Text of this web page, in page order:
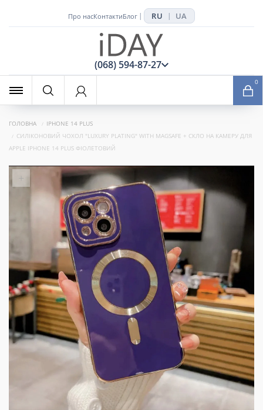
Про насКонтактиБлог | RU | UA
(068) 594-87-27
0
ГОЛОВНА
IPHONE 14 PLUS
СИЛІКОНОВИЙ ЧОХОЛ "LUXURY PLATING" WITH MAGSAFE + СКЛО НА КАМЕРУ ДЛЯ
APPLE IPHONE 14 PLUS ФІОЛЕТОВИЙ
+